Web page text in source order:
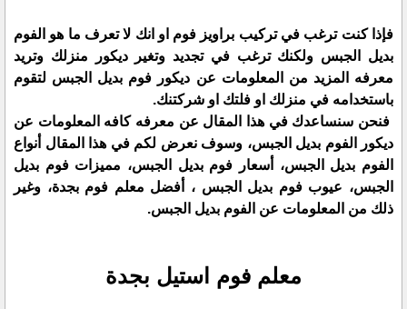
فإذا كنت ترغب في تركيب براويز فوم او انك لا تعرف ما هو الفوم
بديل الجبس ولكنك ترغب في تجديد وتغير ديكور منزلك وتريد
معرفه المزيد من المعلومات عن ديكور فوم بديل الجبس لتقوم
باستخدامه في منزلك او فلتك او شركتنك.
فنحن سنساعدك في هذا المقال عن معرفه كافه المعلومات عن
ديكور الفوم بديل الجبس، وسوف نعرض لكم في هذا المقال أنواع
الفوم بديل الجبس، أسعار فوم بديل الجبس، مميزات فوم بديل
الجبس، عيوب فوم بديل الجبس ، أفضل معلم فوم بجدة، وغير
ذلك من المعلومات عن الفوم بديل الجبس.
معلم فوم استيل بجدة